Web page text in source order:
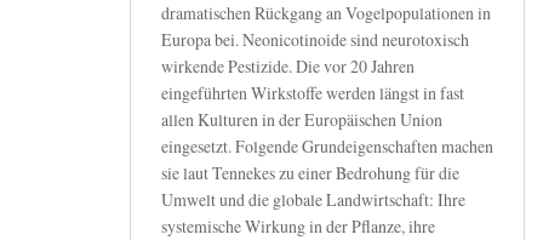
dramatischen Rückgang an Vogelpopulationen in
Europa bei. Neonicotinoide sind neurotoxisch
wirkende Pestizide. Die vor 20 Jahren
eingeführten Wirkstoffe werden längst in fast
allen Kulturen in der Europäischen Union
eingesetzt. Folgende Grundeigenschaften machen
sie laut Tennekes zu einer Bedrohung für die
Umwelt und die globale Landwirtschaft: Ihre
systemische Wirkung in der Pflanze, ihre